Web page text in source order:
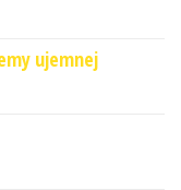
ujemnej